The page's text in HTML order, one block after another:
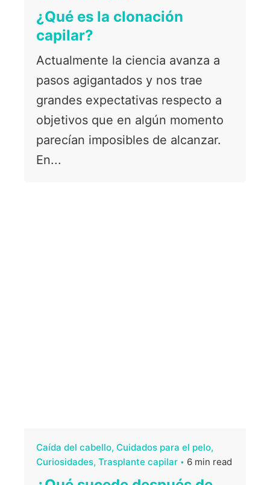
¿Qué es la clonación
capilar?
Actualmente la ciencia avanza a
pasos agigantados y nos trae
grandes expectativas respecto a
objetivos que en algún momento
parecían imposibles de alcanzar.
En...
Caída del cabello Cuidados para el pelo
Curiosidades Trasplante capilar 6 min read